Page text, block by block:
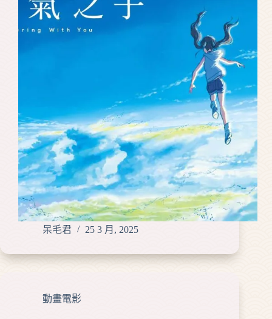
呆毛君 25 3 月, 2025
動畫電影